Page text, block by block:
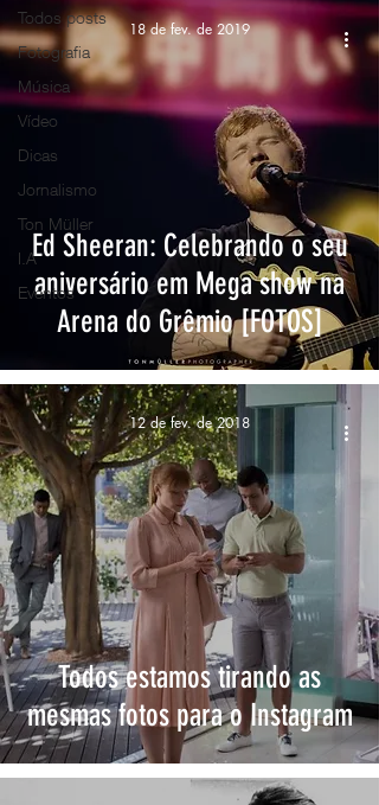
Todos posts
Fotografia
Música
Vídeo
Dicas
Jornalismo
Ton Müller
I.A
Eventos
Ed Sheeran: Celebrando o seu
aniversário em Mega show na
Arena do Grêmio [FOTOS]
18 de fev. de 2019
Todos estamos tirando as
mesmas fotos para o Instagram
12 de fev. de 2018